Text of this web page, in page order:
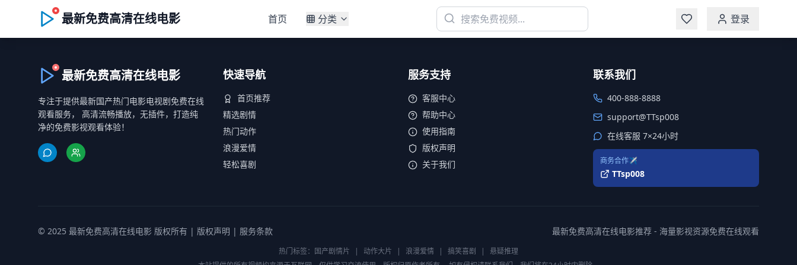
最新免费高清在线电影 首页 分类 登录
最新免费高清在线电影
专注于提供最新国产热门电影电视剧免费在线
观看服务， 高清流畅播放，无插件，打造纯
净的免费影视观看体验！
快速导航
首页推荐
精选剧情
热门动作
浪漫爱情
轻松喜剧
服务支持
客服中心
帮助中心
使用指南
版权声明
关于我们
联系我们
400-888-8888
support@TTsp008
在线客服 7×24小时
商务合作✈️
TTsp008
© 2025 最新免费高清在线电影 版权所有 | 版权声明 | 服务条款 最新免费高清在线电影推荐 - 海量影视资源免费在线观看
热门标签： 国产剧情片 | 动作大片 | 浪漫爱情 | 搞笑喜剧 |
悬疑推理